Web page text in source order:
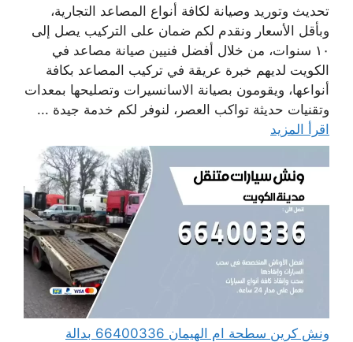
تحديث وتوريد وصيانة لكافة أنواع المصاعد التجارية،
وبأقل الأسعار ونقدم لكم ضمان على التركيب يصل إلى
١٠ سنوات، من خلال أفضل فنيين صيانة مصاعد في
الكويت لديهم خبرة عريقة في تركيب المصاعد بكافة
أنواعها، ويقومون بصيانة الاسانسيرات وتصليحها بمعدات
وتقنيات حديثة تواكب العصر، لنوفر لكم خدمة جيدة ...
اقرأ المزيد
ونش كرين سطحة ام الهيمان 66400336 بدالة